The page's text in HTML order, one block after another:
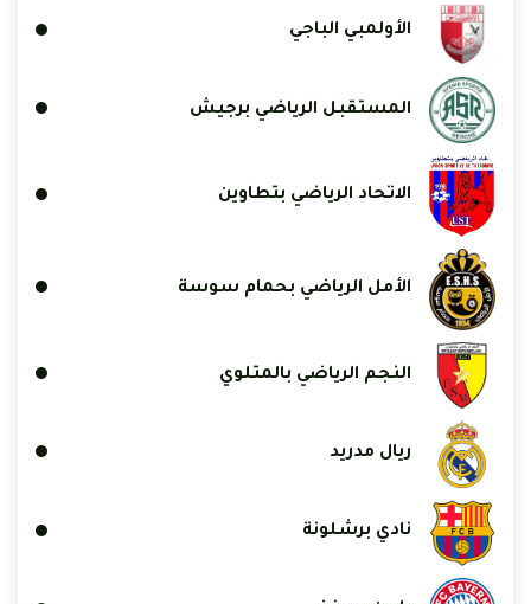
الأولمبي الباجي
المستقبل الرياضي برجيش
الاتحاد الرياضي بتطاوين
الأمل الرياضي بحمام سوسة
النجم الرياضي بالمتلوي
ريال مدريد
نادي برشلونة